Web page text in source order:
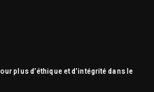
plus d’éthique et d’intégrité dans le